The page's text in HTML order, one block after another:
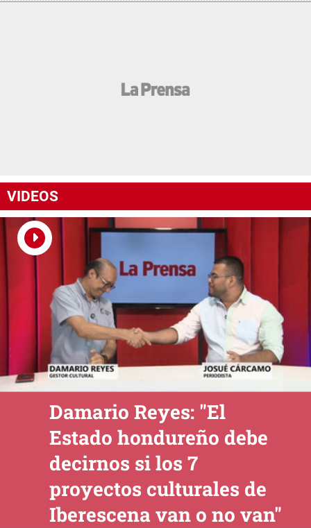
VIDEOS
Damario Reyes: "El
Estado hondureño debe
decirnos si los 7
proyectos culturales de
Iberescena van o no van"